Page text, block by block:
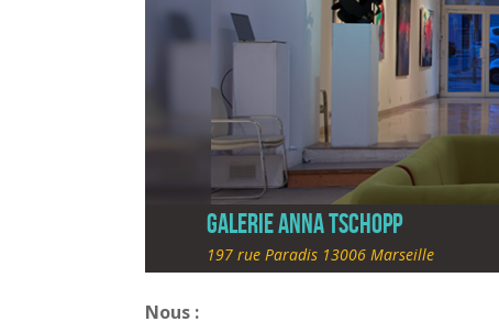
Galerie Anna Tschopp
197 rue Paradis 13006 Marseille
Nous :